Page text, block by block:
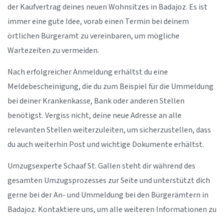
der Kaufvertrag deines neuen Wohnsitzes in Badajoz. Es ist
immer eine gute Idee, vorab einen Termin bei deinem
örtlichen Bürgeramt zu vereinbaren, um mögliche
Wartezeiten zu vermeiden.
Nach erfolgreicher Anmeldung erhältst du eine
Meldebescheinigung, die du zum Beispiel für die Ummeldung
bei deiner Krankenkasse, Bank oder anderen Stellen
benötigst. Vergiss nicht, deine neue Adresse an alle
relevanten Stellen weiterzuleiten, um sicherzustellen, dass
du auch weiterhin Post und wichtige Dokumente erhältst.
Umzugsexperte Schaaf St. Gallen steht dir während des
gesamten Umzugsprozesses zur Seite und unterstützt dich
gerne bei der An- und Ummeldung bei den Bürgerämtern in
Badajoz. Kontaktiere uns, um alle weiteren Informationen zu